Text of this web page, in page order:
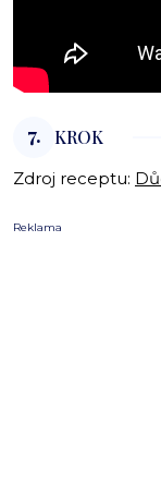
7. KROK
Zdroj receptu:
Reklama